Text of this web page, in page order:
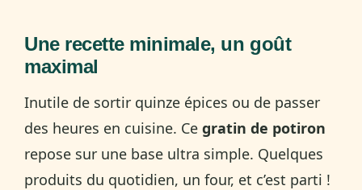
Une recette minimale, un goût
maximal
Inutile de sortir quinze épices ou de passer
des heures en cuisine. Ce gratin de potiron
repose sur une base ultra simple. Quelques
produits du quotidien, un four, et c’est parti !